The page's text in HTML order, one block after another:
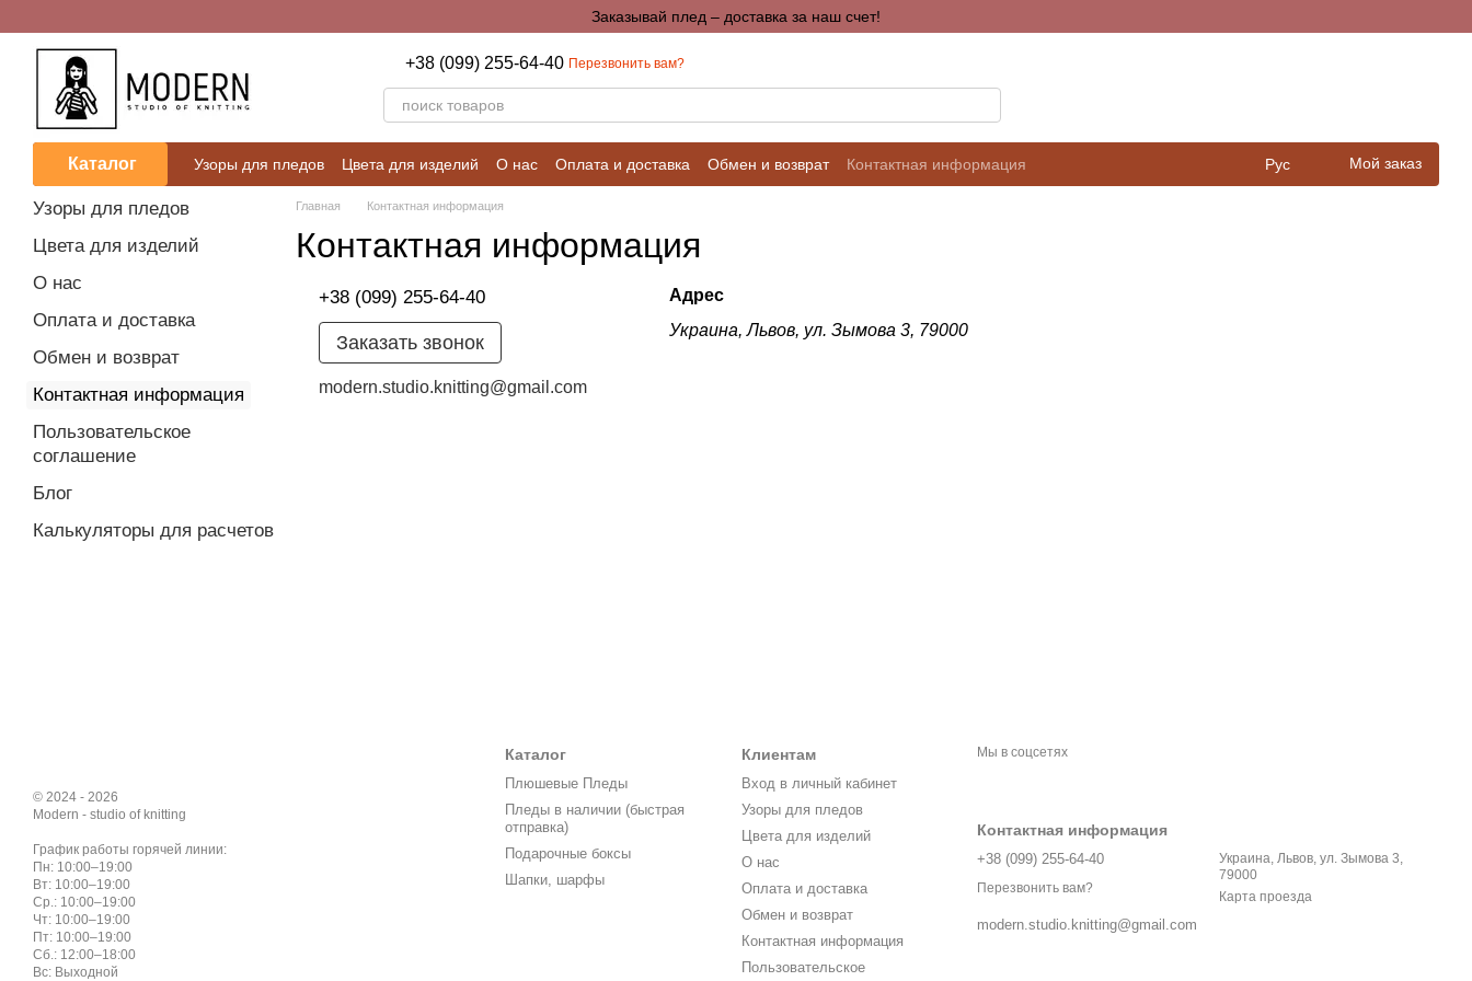
Заказывай плед – доставка за наш счет!
+38 (099) 255-64-40 Перезвонить вам?
Каталог Узоры для пледов Цвета для изделий О нас Оплата и доставка Обмен и возврат
Контактная информация
Пользовательское соглашение
Блог Калькуляторы для расчетов
Рус Мой заказ
Главная Контактная информация
Контактная информация
+38 (099) 255-64-40
Заказать звонок
modern.studio.knitting@gmail.com
Адрес
Украина, Львов, ул. Зымова 3, 79000
Узоры для пледов
Цвета для изделий
О нас
Оплата и доставка
Обмен и возврат
Контактная информация
Пользовательское
соглашение
Блог
Калькуляторы для расчетов
© 2024 - 2026
Modern - studio of knitting
График работы горячей линии:
Пн: 10:00–19:00
Вт: 10:00–19:00
Ср.: 10:00–19:00
Чт: 10:00–19:00
Пт: 10:00–19:00
Сб.: 12:00–18:00
Вс: Выходной
Каталог
Плюшевые Пледы
Пледы в наличии (быстрая
отправка)
Подарочные боксы
Шапки, шарфы
Клиентам
Вход в личный кабинет
Узоры для пледов
Цвета для изделий
О нас
Оплата и доставка
Обмен и возврат
Контактная информация
Пользовательское
Мы в соцсетях
Контактная информация
+38 (099) 255-64-40
Перезвонить вам?
modern.studio.knitting@gmail.com
Украина, Львов, ул. Зымова 3,
79000
Карта проезда